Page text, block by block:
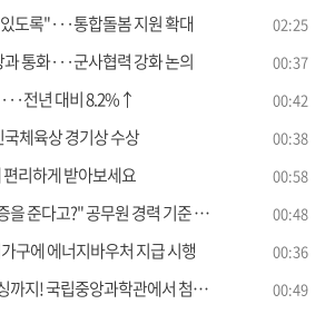
도록"···통합돌봄 지원 확대 02:25
통화···군사협력 강화 논의 00:37
전년 대비 8.2%↑ 00:42
체육상 경기상 수상 00:38
리하게 받아보세요 00:58
?" 공무원 경력 기준 엄격히 해석해야 00:48
구에 에너지바우처 지급 시행 00:36
중앙과학관에서 첨단기술이 공연이 된다 00:49